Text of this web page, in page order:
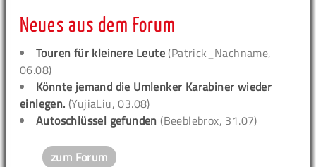
Neues aus dem Forum
Touren für kleinere Leute (Patrick_Nachname,
06.08)
Könnte jemand die Umlenker Karabiner wieder
einlegen. (YujiaLiu, 03.08)
Autoschlüssel gefunden (Beeblebrox, 31.07)
zum Forum